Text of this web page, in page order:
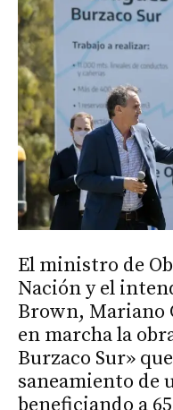
El ministro de
Nación y el
Brown, Mariano
en marcha la
Burzaco Sur»
saneamiento de
beneficiando a